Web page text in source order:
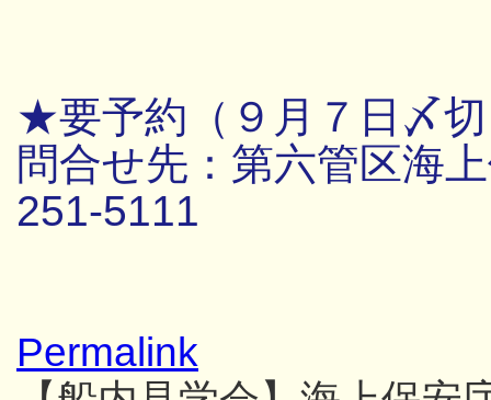
★要予約（９月７日〆
問合せ先：第六管区海
251-5111
Permalink